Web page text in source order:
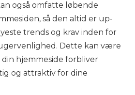
også omfatte løbende
så den altid er up-
trends og krav inden for
Dette kan være
din hjemmeside forbliver
og attraktiv for dine